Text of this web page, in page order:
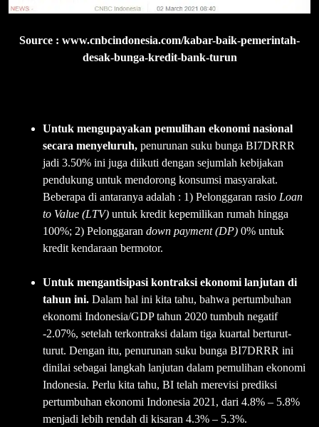
Source : www.cnbcindonesia.com/kabar-baik-pemerintah-
desak-bunga-kredit-bank-turun
Untuk mengupayakan pemulihan ekonomi nasional
secara menyeluruh, penurunan suku bunga BI7DRRR
jadi 3.50% ini juga diikuti dengan sejumlah kebijakan
pendukung untuk mendorong konsumsi masyarakat.
Beberapa di antaranya adalah : 1) Pelonggaran rasio Loan
to Value (LTV) untuk kredit kepemilikan rumah hingga
100%; 2) Pelonggaran down payment (DP) 0% untuk
kredit kendaraan bermotor.
Untuk mengantisipasi kontraksi ekonomi lanjutan di
tahun ini. Dalam hal ini kita tahu, bahwa pertumbuhan
ekonomi Indonesia/GDP tahun 2020 tumbuh negatif
-2.07%, setelah terkontraksi dalam tiga kuartal berturut-
turut. Dengan itu, penurunan suku bunga BI7DRRR ini
dinilai sebagai langkah lanjutan dalam pemulihan ekonomi
Indonesia. Perlu kita tahu, BI telah merevisi prediksi
pertumbuhan ekonomi Indonesia 2021, dari 4.8% – 5.8%
menjadi lebih rendah di kisaran 4.3% – 5.3%.